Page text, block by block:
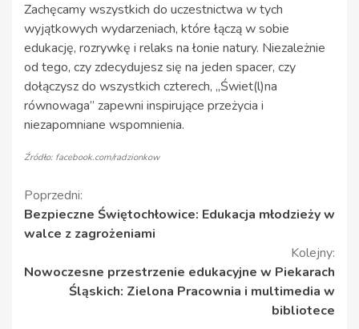
Zachęcamy wszystkich do uczestnictwa w tych
wyjątkowych wydarzeniach, które łączą w sobie
edukację, rozrywkę i relaks na łonie natury. Niezależnie
od tego, czy zdecydujesz się na jeden spacer, czy
dołączysz do wszystkich czterech, „Świet(l)na
równowaga” zapewni inspirujące przeżycia i
niezapomniane wspomnienia.
Źródło: facebook.com/radzionkow
Kontynuuj
czytanie
Poprzedni:
Bezpieczne Świętochłowice: Edukacja młodzieży w
walce z zagrożeniami
Kolejny:
Nowoczesne przestrzenie edukacyjne w Piekarach
Śląskich: Zielona Pracownia i multimedia w
bibliotece